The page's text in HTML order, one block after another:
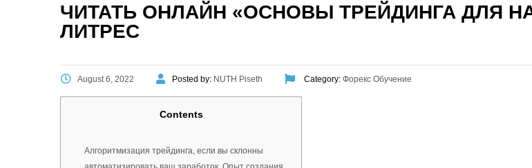
ЧИТАТЬ ОНЛАЙН «ОСНОВЫ ТРЕЙДИНГА ДЛЯ
ЛИТРЕС
August 6, 2022 Posted by: NUTH Piseth Category: Форекс Обучение
Contents
Алгоритмизация трейдинга, если вы склонны